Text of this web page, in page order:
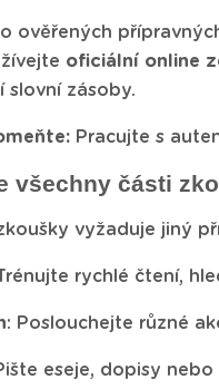
ověřených
oficiální online
slovní zásoby.
Pracujte s
všechny části
vyžaduje jiný
rychlé čtení,
: Poslouchejte různé
eseje, dopisy